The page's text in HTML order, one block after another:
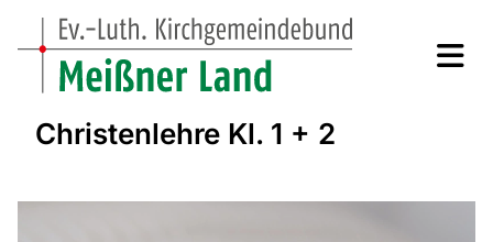
Christenlehre Kl. 1 + 2